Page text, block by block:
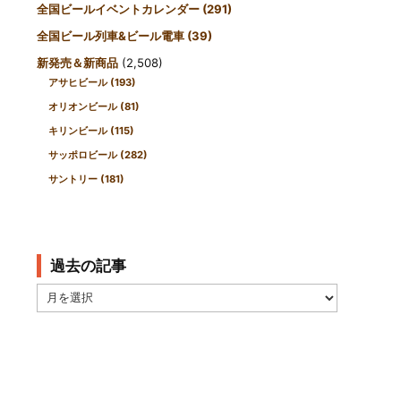
全国ビールイベントカレンダー (291)
全国ビール列車&ビール電車 (39)
新発売＆新商品 (2,508)
アサヒビール (193)
オリオンビール (81)
キリンビール (115)
サッポロビール (282)
サントリー (181)
過去の記事
去